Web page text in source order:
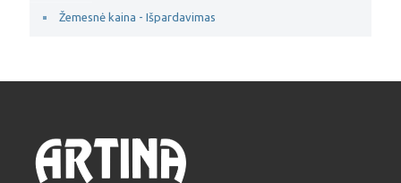
Žemesnė kaina - Išpardavimas